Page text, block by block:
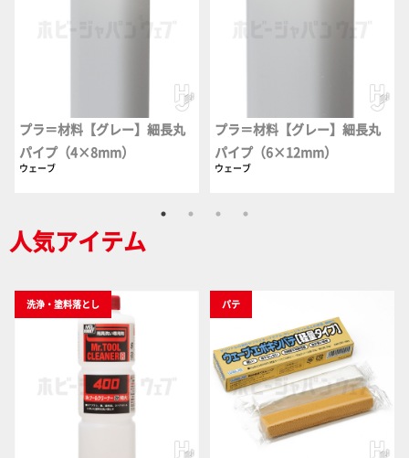
プラ＝材料【グレー】細長丸
パイプ（4×8mm）
ウェーブ
プラ＝材料【グレー】細長丸
パイプ（6×12mm）
ウェーブ
人気アイテム
洗浄・塗料落とし パテ